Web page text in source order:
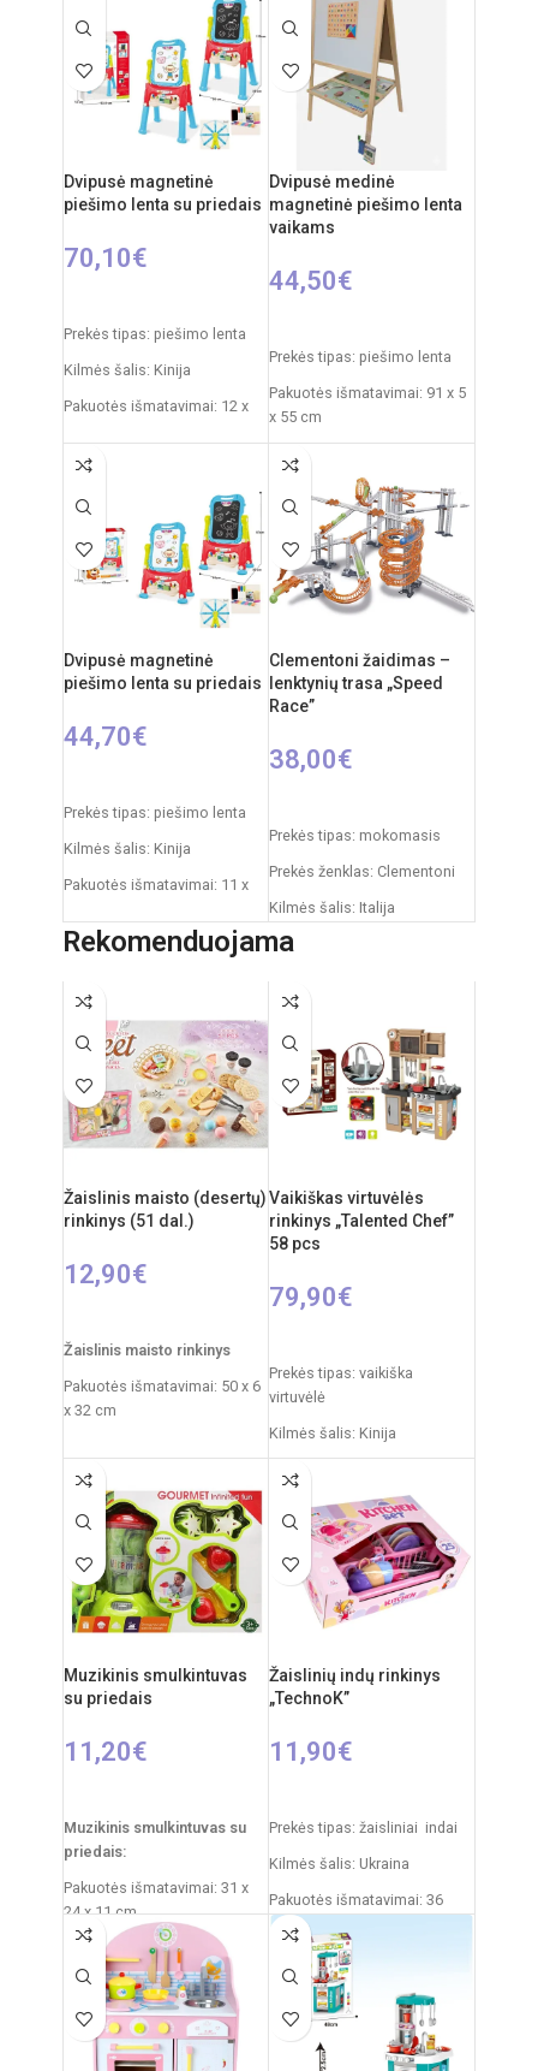
Produkto išmatavimai: 33 x
58 x 84 cm
Rekomenduojamas amžius:
nuo 3 metų
Produkto išmatavimai: 33,5 x
32 x 54,5 cm
Rekomenduojamas amžius:
nuo 3 metų
Dvipusė magnetinė
piešimo lenta su priedais
70,10€
Prekės tipas: piešimo lenta
Kilmės šalis: Kinija
Pakuotės išmatavimai: 12 x
Produkto išmatavimai: 33 x
Rekomenduojamas amžius:
nuo 3 metų
Dvipusė medinė
magnetinė piešimo lenta
vaikams
44,50€
Prekės tipas: piešimo lenta
Pakuotės išmatavimai: 91 x 5
x 55 cm
53 x 45 cm
Dvipusė magnetinė
piešimo lenta su priedais
44,70€
Prekės tipas: piešimo lenta
Kilmės šalis: Kinija
Pakuotės išmatavimai: 11 x
Produkto išmatavimai: 30 x
Rekomenduojamas amžius:
nuo 3 metų
Clementoni žaidimas –
lenktynių trasa „Speed
Race”
38,00€
Prekės tipas: mokomasis
Prekės ženklas: Clementoni
Kilmės šalis: Italija
Pakuotės išmatavimai: 47 x 9
Rekomenduojamas amžius:
Rekomenduojama
Žaislinis maisto (desertų)
rinkinys (51 dal.)
12,90€
Žaislinis maisto rinkinys
Pakuotės išmatavimai: 50 x 6
x 32 cm
Rekomenduojamas amžius:
nuo 3 metų
Vaikiškas virtuvėlės
rinkinys „Talented Chef”
58 pcs
79,90€
Prekės tipas: vaikiška
virtuvėlė
Kilmės šalis: Kinija
55 x 63 cm
Virtuvėlės išmatavimai: 35 x
63 x 84 cm
Produkto medžiaga: plastikas
Rekomenduojamas amžius:
Elementai: 3 x AA
(nepridedamos)
Muzikinis smulkintuvas
su priedais
11,20€
Muzikinis smulkintuvas su
priedais:
Pakuotės išmatavimai: 31 x
24 x 11 cm
Svoris: 490 g
Rekomenduojamas amžius:
nuo 3 metų
Reikalingi elementai: 2xAA
Žaislinių indų rinkinys
„TechnoK”
11,90€
Prekės tipas: žaisliniai indai
Kilmės šalis: Ukraina
Pakuotės išmatavimai: 36
x 27 x 11 cm
Svoris: 0,5 kg
Produkto medžiaga: plastikas
Rekomenduojamas amžius:
nuo 3 metų